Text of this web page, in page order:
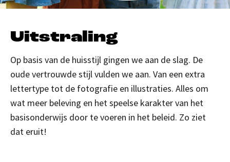
Uitstraling
Op basis van de huisstijl gingen we aan de slag. De
oude vertrouwde stijl vulden we aan. Van een extra
lettertype tot de fotografie en illustraties. Alles om
wat meer beleving en het speelse karakter van het
basisonderwijs door te voeren in het beleid. Zo ziet
dat eruit!